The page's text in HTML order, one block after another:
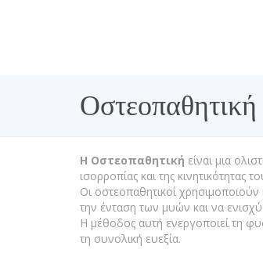
Η Οστεοπαθητική είναι μια
ισορροπίας και της κινητικότητας
Οι οστεοπαθητικοί
την ένταση των μυών και να
Η μέθοδος αυτή ενεργοποιεί τη
τη συνολική ευεξία.